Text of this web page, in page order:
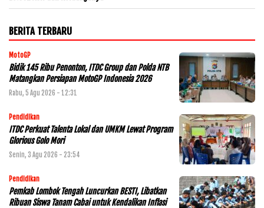
BERITA TERBARU
MotoGP
Bidik 145 Ribu Penonton, ITDC Group dan Polda NTB
Matangkan Persiapan MotoGP Indonesia 2026
Rabu, 5 Agu 2026 - 12:31
Pendidikan
ITDC Perkuat Talenta Lokal dan UMKM Lewat Program
Glorious Golo Mori
Senin, 3 Agu 2026 - 23:54
Pendidikan
Pemkab Lombok Tengah Luncurkan BESTI, Libatkan
Ribuan Siswa Tanam Cabai untuk Kendalikan Inflasi